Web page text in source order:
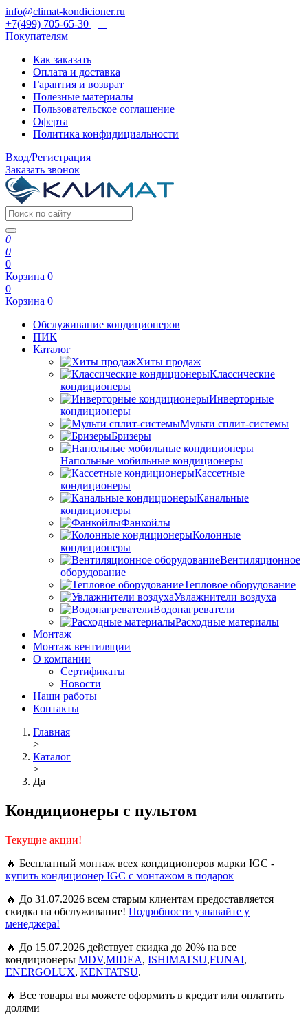
info@climat-kondicioner.ru
+7(499) 705-65-30
Покупателям
Как заказать
Оплата и доставка
Гарантия и возврат
Полезные материалы
Пользовательское соглашение
Оферта
Политика конфидициальности
Вход/Регистрация
Заказать звонок
0
0
0
Корзина 0
0
Корзина 0
Обслуживание кондиционеров
ПИК
Каталог
Хиты продаж
Классические
кондиционеры
Инверторные
кондиционеры
Мульти сплит-системы
Бризеры
Напольные мобильные кондиционеры
Кассетные
кондиционеры
Канальные
кондиционеры
Фанкойлы
Колонные
кондиционеры
Вентиляционное
оборудование
Тепловое оборудование
Увлажнители воздуха
Водонагреватели
Расходные материалы
Монтаж
Монтаж вентиляции
О компании
Сертификаты
Новости
Наши работы
Контакты
Главная
>
Каталог
>
Да
Кондиционеры с пультом
Текущие акции!
🔥 Бесплатный монтаж всех кондиционеров марки IGC -
купить кондиционер IGC с монтажом в подарок
🔥 До 31.07.2026 всем старым клиентам предоставляется
скидка на обслуживание! Подробности узнавайте у
менеджера!
🔥 До 15.07.2026 действует скидка до 20% на все
кондиционеры MDV,MIDEA, ISHIMATSU,FUNAI,
ENERGOLUX, KENTATSU.
🔥 Все товары вы можете оформить в кредит или оплатить
долями